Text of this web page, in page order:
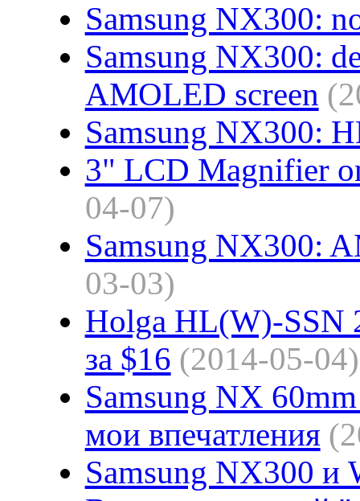
Samsung NX300:
Samsung NX300:
AMOLED screen
Samsung NX300:
3" LCD Magnifier
04-07)
Samsung NX300:
03-03)
Holga HL(W)-SSN
за $16 (2014-05-04)
Samsung NX
мои впечатления
Samsung NX300 и